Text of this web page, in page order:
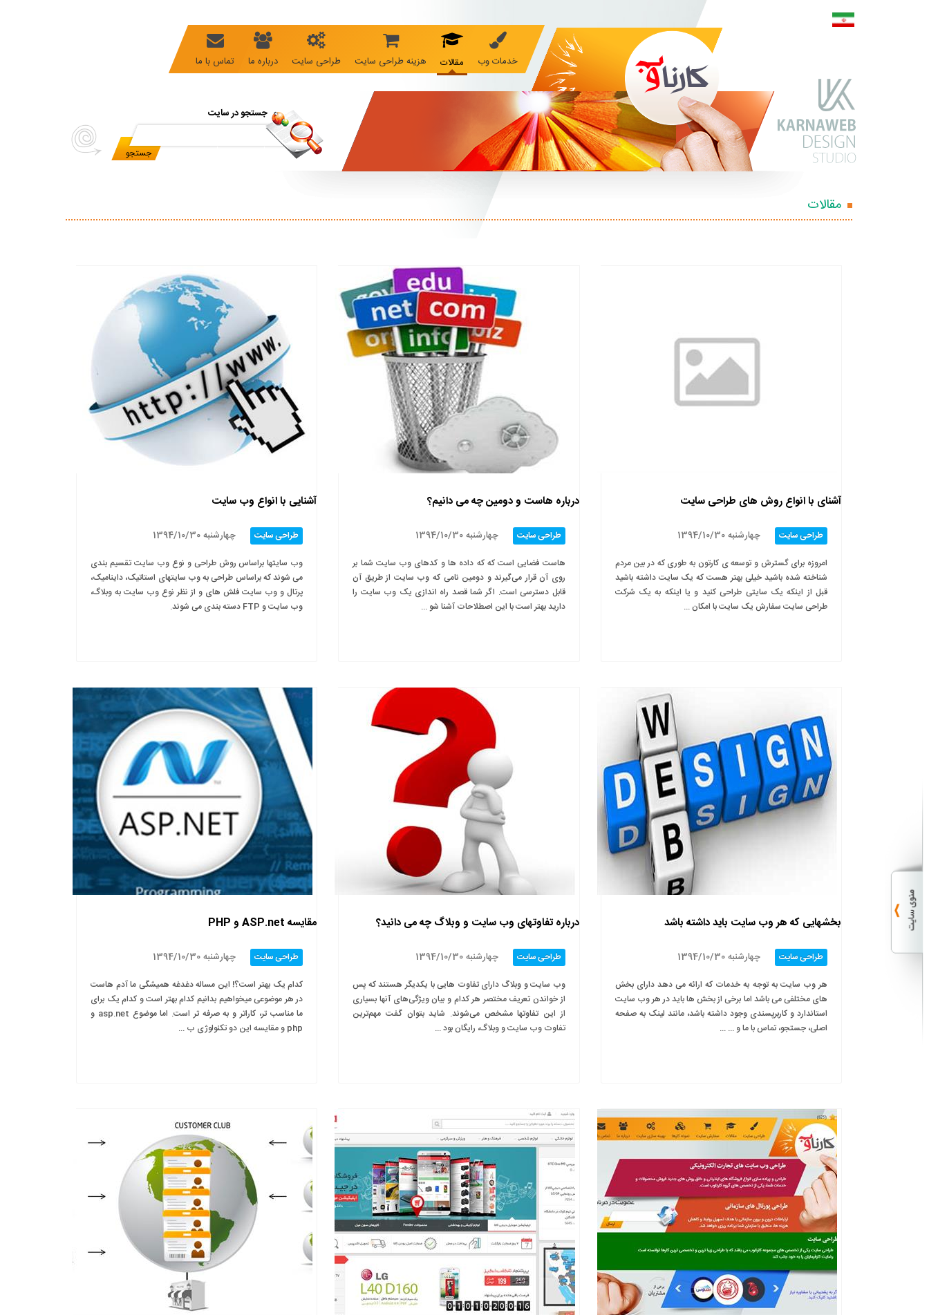
خدمات وب مقالات هزینه طراحی سایت طراحی سایت درباره ما تماس با ما
جستجو در سایت
مقالات
آشنای با انواع روش های طراحی سایت
طراحی سایت چهارشنبه 1394/10/30
امروزه برای گسترش و توسعه ی کارتون به طوری که در بین مردم
شناخته شده باشید خیلی بهتر هست که یک سایت داشته باشید
قبل از اینکه یک سایتی طراحی کنید و یا اینکه به یک شرکت
طراحی سایت سفارش یک سایت با امکان ...
درباره هاست و دومین چه می دانیم؟
طراحی سایت چهارشنبه 1394/10/30
هاست فضایی است که که داده ها و کدهای وب سایت شما بر
روی آن قرار می‌گیرند و دومین نامی که وب سایت از طریق آن
قابل دسترسی است. اگر شما قصد راه اندازی یک وب سایت را
دارید بهتر است با این اصطلاحات آشنا شو ...
آشنایی با انواع وب سایت
طراحی سایت چهارشنبه 1394/10/30
وب سایتها براساس روش طراحی و نوع وب سایت تقسیم بندی
می شوند که براساس طراحی به وب سایتهای استاتیک، داینامیک،
پرتال و وب سایت فلش های و از نظر نوع وب سایت به وبلاگ،
وب سایت و FTP دسته بندی می شوند.
بخشهایی که هر وب سایت باید داشته باشد
طراحی سایت چهارشنبه 1394/10/30
هر وب سایت به توجه به خدمات که ارائه می دهد دارای بخش
های مختلفی می باشد اما برخی از بخش ها باید در هر وب سایت
استاندارد و کاربرپسندی وجود داشته باشد، مانند لینک به صفحه
اصلی، جستجو، تماس با ما و ... ...
درباره تفاوتهای وب سایت و وبلاگ چه می دانید؟
طراحی سایت چهارشنبه 1394/10/30
وب سایت و وبلاگ دارای تفاوت هایی با یکدیگر هستند که پس
از خواندن تعریف مختصر هر کدام و بیان ویژگی‌های آنها بسیاری
از این تفاوتها مشخص می‌شوند. شاید بتوان گفت مهم‌ترین
تفاوت وب سایت و وبلاگ، رایگان بود ...
مقایسه ASP.net و PHP
طراحی سایت چهارشنبه 1394/10/30
کدام یک بهتر است؟! این مساله دغدغه همیشگی ما آدم هاست
در هر موضوعی میخواهیم بدانیم کدام بهتر است و کدام یک برای
ما مناسب تر، کاراتر و به صرفه تر است. اما موضوع asp.net و
php و مقایسه این دو تکنولوژی ب ...